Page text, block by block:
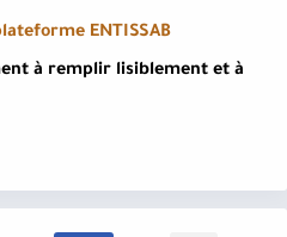
ENTISSAB
à remplir lisiblement et à